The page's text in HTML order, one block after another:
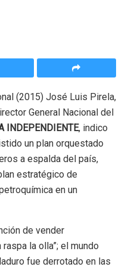
(2015) José Luis Pirela,
General Nacional del
INDEPENDIENTE, indico
un plan orquestado
a espalda del país,
estratégico de
en un
de vender
la olla”; el mundo
fue derrotado en las